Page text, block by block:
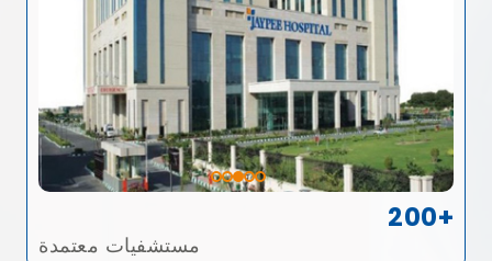
200+
مستشفيات معتمدة